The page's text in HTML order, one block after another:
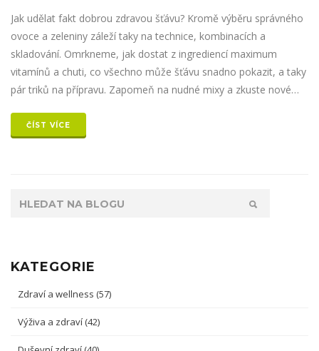
Jak udělat fakt dobrou zdravou šťávu? Kromě výběru správného
ovoce a zeleniny záleží taky na technice, kombinacích a
skladování. Omrkneme, jak dostat z ingrediencí maximum
vitamínů a chuti, co všechno může šťávu snadno pokazit, a taky
pár triků na přípravu. Zapomeň na nudné mixy a zkuste nové
ze zdravého pití udělat každodenní rituál.
ČÍST VÍCE
KATEGORIE
Zdraví a wellness (57)
Výživa a zdraví (42)